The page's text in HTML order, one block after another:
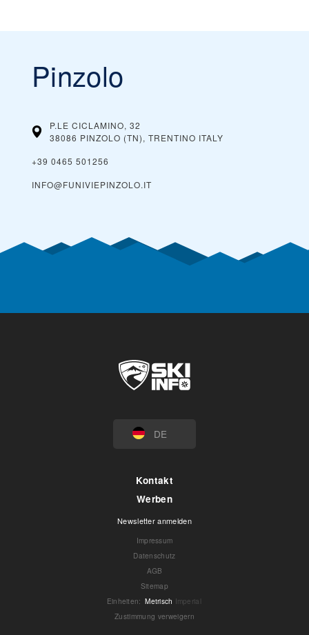
Pinzolo
P.LE CICLAMINO, 32
38086 PINZOLO (TN), TRENTINO ITALY
+39 0465 501256
INFO@FUNIVIEPINZOLO.IT
DE
Kontakt
Werben
Newsletter anmelden
Impressum
Datenschutz
AGB
Sitemap
Einheiten: Metrisch Imperial
Zustimmung verweigern